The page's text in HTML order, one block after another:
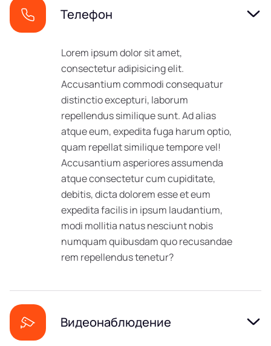
Телефон
Lorem ipsum dolor sit amet,
consectetur adipisicing elit.
Accusantium commodi consequatur
distinctio excepturi, laborum
repellendus similique sunt. Ad alias
atque eum, expedita fuga harum optio,
quam repellat similique tempore vel!
Accusantium asperiores assumenda
atque consectetur cum cupiditate,
debitis, dicta dolorem esse et eum
expedita facilis in ipsum laudantium,
modi mollitia natus nesciunt nobis
numquam quibusdam quo recusandae
rem repellendus tenetur?
Видеонаблюдение